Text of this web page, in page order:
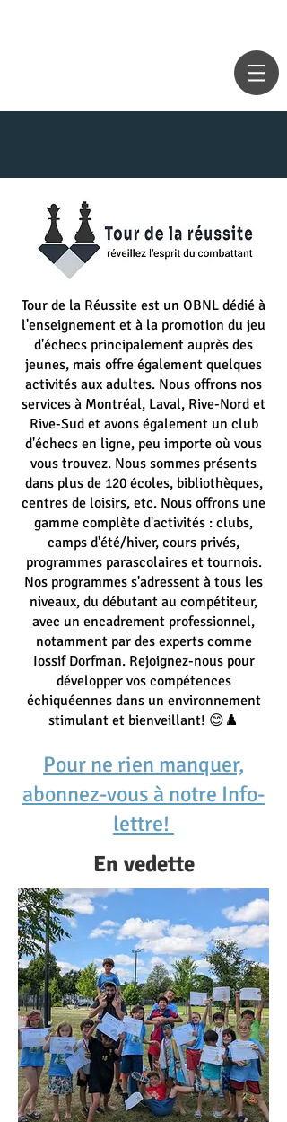
Tour de la Réussite est un OBNL dédié à
l'enseignement et à la promotion du jeu
d'échecs principalement auprès des
jeunes, mais offre également quelques
activités aux adultes. Nous offrons nos
services à Montréal, Laval, Rive-Nord et
Rive-Sud et avons également un club
d'échecs en ligne, peu importe où vous
vous trouvez. Nous sommes présents
dans plus de 120 écoles, bibliothèques,
centres de loisirs, etc. Nous offrons une
gamme complète d'activités : clubs,
camps d'été/hiver, cours privés,
programmes parascolaires et tournois.
Nos programmes s'adressent à tous les
niveaux, du débutant au compétiteur,
avec un encadrement professionnel,
notamment par des experts comme
Iossif Dorfman. Rejoignez-nous pour
développer vos compétences
échiquéennes dans un environnement
stimulant et bienveillant! 😊♟️
Pour ne rien manquer,
abonnez-vous à notre Info-
lettre!
En vedette